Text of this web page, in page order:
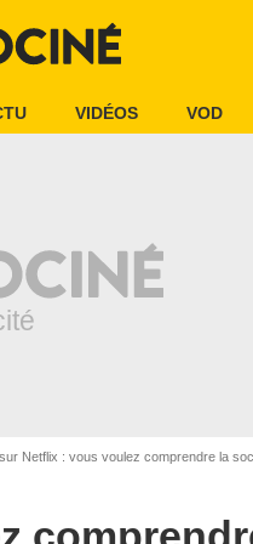
VIDÉOS VOD
Netflix : vous voulez comprendre la société